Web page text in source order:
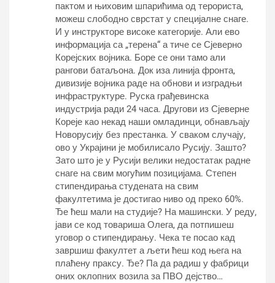
пактом и њиховим шпарићима од терориста,
можеш слободно сврстат у специјалне снаге.
И у инструкторе високе категорије. Али ево
информација са „терена“ а тиче се Сјеверно
Корејских војника. Боре се они тамо али
рангови батаљона. Док иза линија фронта,
дивизије војника раде на обнови и изградњи
инфраструктуре. Руска грађевинска
индустрија ради 24 часа. Другови из Сјеверне
Кореје као некад наши омладинци, обнављају
Новорусију без престанка. У сваком случају,
ово у Украјини је мобилисало Русију. Зашто?
Зато што је у Русији велики недостатак радне
снаге на свим могућим позицијама. Степен
стипендирања студената на свим
факултетима је достигао ниво од преко 60%.
Ђе ћеш мали на студије? На машински. У реду,
јави се код товариша Олега, да потпишеш
уговор о стипендирању. Чека те посао кад
завршиш факултет а љети ћеш код њега на
плаћену праксу. Ђе? Па да радиш у фабрици
оних оклопних возила за ПВО дејство…